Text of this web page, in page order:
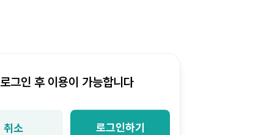
로그인 후 이용이 가능합니다
취소 로그인하기